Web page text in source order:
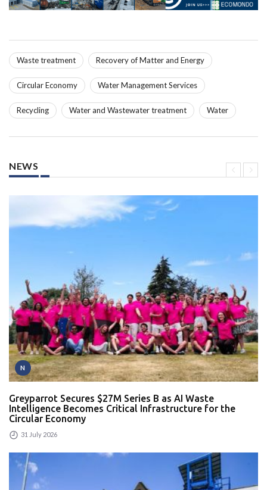
Waste treatment Recovery of Matter and Energy
Circular Economy Water Management Services
Recycling Water and Wastewater treatment Water
NEWS
N
Greyparrot Secures $27M Series B as AI Waste
Intelligence Becomes Critical Infrastructure for the
Circular Economy
31 July 2026